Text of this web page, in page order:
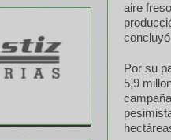
aire
Por su
5,9